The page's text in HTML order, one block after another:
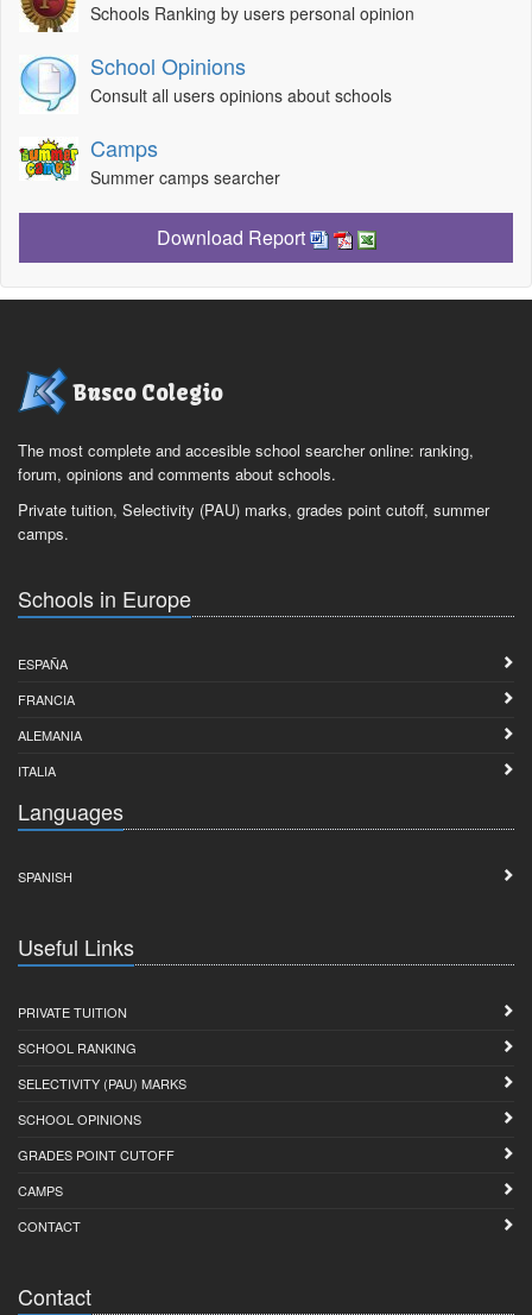
Schools Ranking by users personal opinion
School Opinions
Consult all users opinions about schools
Camps
Summer camps searcher
Download Report
Busco Colegio
The most complete and accesible school searcher online: ranking,
forum, opinions and comments about schools.
Private tuition, Selectivity (PAU) marks, grades point cutoff, summer
camps.
Schools in Europe
ESPAÑA
FRANCIA
ALEMANIA
ITALIA
Languages
SPANISH
Useful Links
PRIVATE TUITION
SCHOOL RANKING
SELECTIVITY (PAU) MARKS
SCHOOL OPINIONS
GRADES POINT CUTOFF
CAMPS
CONTACT
Contact